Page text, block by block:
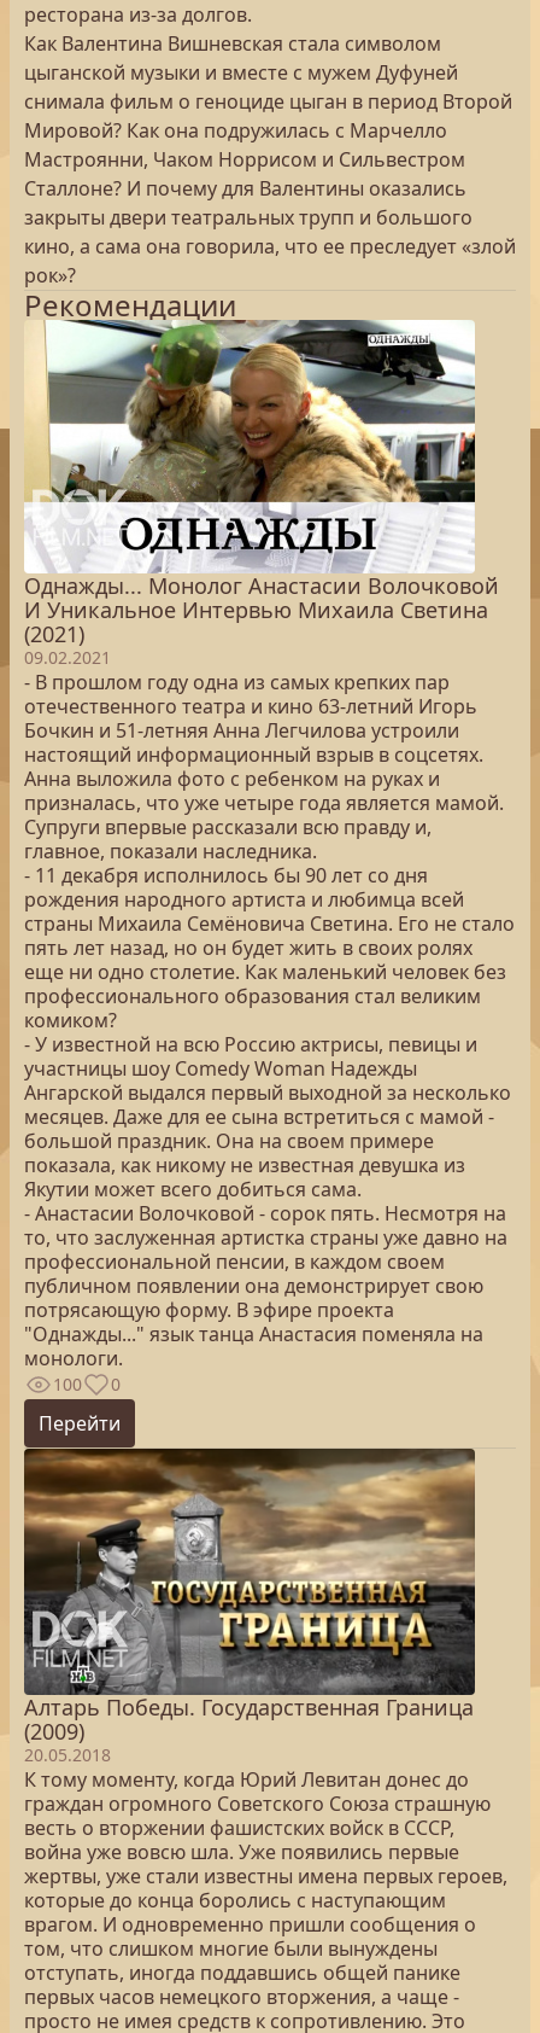
ресторана из-за долгов.
Как Валентина Вишневская стала символом
цыганской музыки и вместе с мужем Дуфуней
снимала фильм о геноциде цыган в период Второй
Мировой? Как она подружилась с Марчелло
Мастроянни, Чаком Норрисом и Сильвестром
Сталлоне? И почему для Валентины оказались
закрыты двери театральных трупп и большого
кино, а сама она говорила, что ее преследует «злой
рок»?
Рекомендации
Однажды... Монолог Анастасии Волочковой
И Уникальное Интервью Михаила Светина
(2021)
09.02.2021
-​ В прошлом году одна из самых крепких пар
отечественного театра и кино 63-летний Игорь
Бочкин и 51-летняя Анна Легчилова устроили
настоящий информационный взрыв в соцсетях.
Анна выложила фото с ребенком на руках и
призналась, что уже четыре года является мамой.
Супруги впервые рассказали всю правду и,
главное, показали наследника.
-​ 11 декабря исполнилось бы 90 лет со дня
рождения народного артиста и любимца всей
страны Михаила Семёновича Светина. Его не стало
пять лет назад, но он будет жить в своих ролях
еще ни одно столетие. Как маленький человек без
профессионального образования стал великим
комиком?
-​ У известной на всю Россию актрисы, певицы и
участницы шоу Comedy Woman Надежды
Ангарской выдался первый выходной за несколько
месяцев. Даже для ее сына встретиться с мамой -
большой праздник. Она на своем примере
показала, как никому не известная девушка из
Якутии может всего добиться сама.
-​ Анастасии Волочковой - сорок пять. Несмотря на
то, что заслуженная артистка страны уже давно на
профессиональной пенсии, в каждом своем
публичном появлении она демонстрирует свою
потрясающую форму. В эфире проекта
"Однажды..." язык танца Анастасия поменяла на
монологи.
100 0
Перейти
Алтарь Победы. Государственная Граница
(2009)
20.05.2018
К тому моменту, когда Юрий Левитан донес до
граждан огромного Советского Союза страшную
весть о вторжении фашистских войск в СССР,
война уже вовсю шла. Уже появились первые
жертвы, уже стали известны имена первых героев,
которые до конца боролись с наступающим
врагом. И одновременно пришли сообщения о
том, что слишком многие были вынуждены
отступать, иногда поддавшись общей панике
первых часов немецкого вторжения, а чаще -
просто не имея средств к сопротивлению. Это